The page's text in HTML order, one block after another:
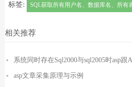
标签: SQL获取所有用户名、数据库名、所有
相关推荐
系统同时存在Sql2000与sql2005时asp跟
asp文章采集原理与示例